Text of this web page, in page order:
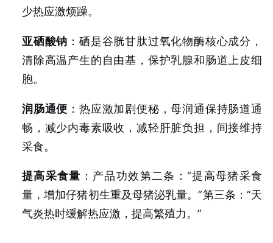
少热应激烦躁。
亚硒酸钠 ：硒是谷胱甘肽过氧化物酶核心成分，
清除高温产生的自由基，保护乳腺和肠道上皮细
胞。
润肠通便 ：热应激加剧便秘，母润通保持肠道通
畅，减少内毒素吸收，减轻肝脏负担，间接维持
采食。
提高采食量 ：产品功效第二条：“提高母猪采食
量，增加仔猪初生重及母猪泌乳量。”第三条：“天
气炎热时缓解热应激，提高繁殖力。”